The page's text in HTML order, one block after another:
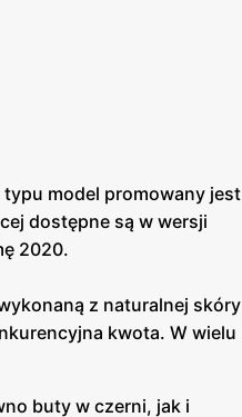
model promowany jest
dostępne są w wersji
2020.
z naturalnej skóry
kwota. W wielu
buty w czerni, jak i